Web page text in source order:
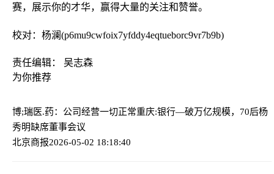
赛，展示你的才华，赢得大量的关注和赞誉。
校对：杨澜(p6mu9cwfoix7yfddy4eqtueborc9vr7b9b)
责任编辑： 吴志森
为你推荐
博;瑞医.药：公司经营一切正常重庆:银行—破万亿规模，70后杨
秀明缺席董事会议
北京商报2026-05-02 18:18:40